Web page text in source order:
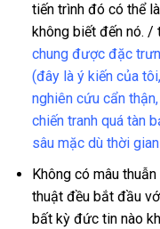
tiến trình đó có thể
không biết đến nó. /
chung được đặc
(đây là ý kiến của
nghiên cứu cẩn
chiến tranh quá tàn
sâu mặc dù thời
Không có mâu
thuật đều bắt đầu
bất kỳ đức tin nào